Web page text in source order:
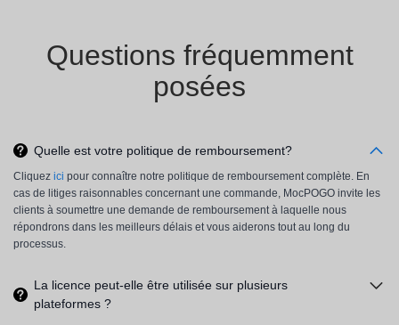
Questions fréquemment
posées
Quelle est votre politique de remboursement?
Cliquez ici pour connaître notre politique de remboursement complète. En
cas de litiges raisonnables concernant une commande, MocPOGO invite les
clients à soumettre une demande de remboursement à laquelle nous
répondrons dans les meilleurs délais et vous aiderons tout au long du
processus.
La licence peut-elle être utilisée sur plusieurs
plateformes ?